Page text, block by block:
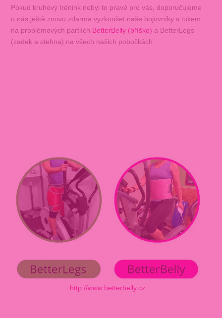
Pokud kruhový trénink nebyl to pravé pro vás, doporučujeme
u nás ještě znovu zdarma vyzkoušet naše bojovníky s tukem
na problémových partiích BetterBelly (bříško) a BetterLegs
(zadek a stehna) na všech našich pobočkách.
http://www.betterbelly.cz